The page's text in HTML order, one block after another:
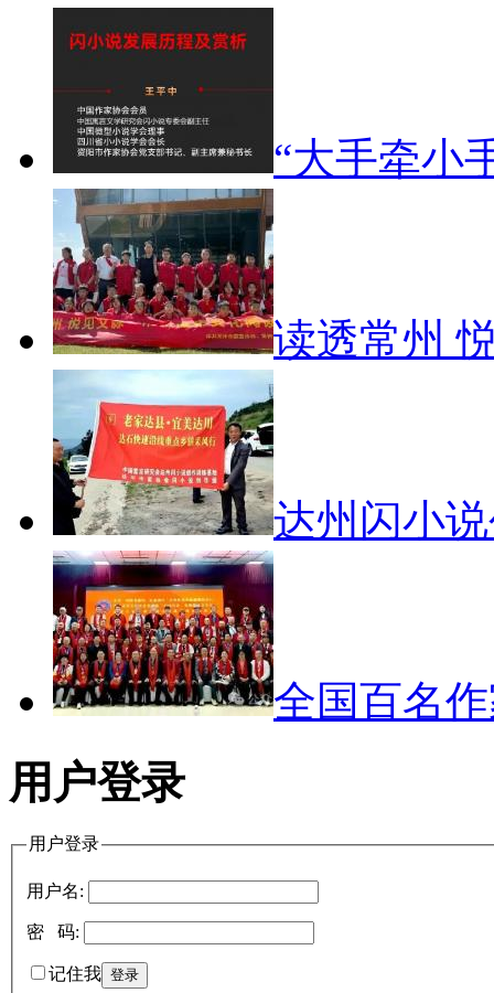
“大手牵小
读透常州
达州闪小
全国百名
用户登录
用户登录
用户名:
密 码:
记住我